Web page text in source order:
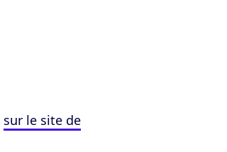
sur le site de